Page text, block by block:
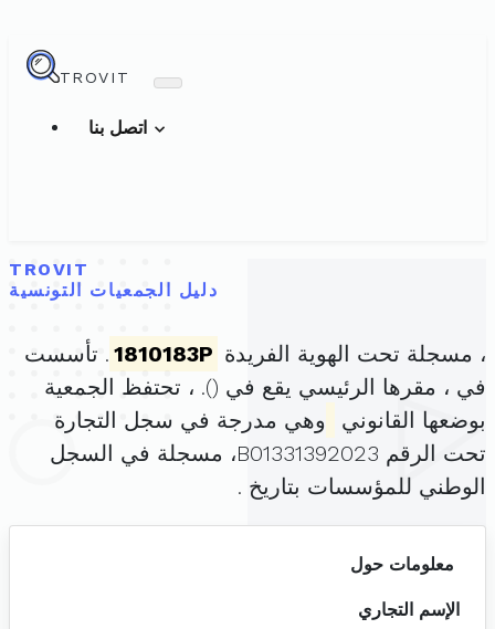
TROVIT
TROVIT
دليل الجمعيات التونسية
، مسجلة تحت الهوية الفريدة 1810183P . تأسست
في ، مقرها الرئيسي يقع في (). ، تحتفظ الجمعية
بوضعها القانوني
وهي مدرجة في سجل التجارة
تحت الرقم B01331392023، مسجلة في السجل
الوطني للمؤسسات بتاريخ .
معلومات حول
الإسم التجاري